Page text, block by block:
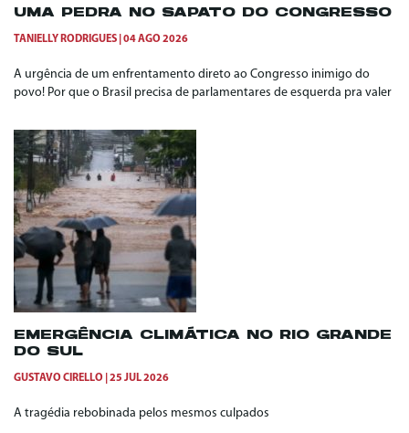
UMA PEDRA NO SAPATO DO CONGRESSO
TANIELLY RODRIGUES 04 AGO 2026
A urgência de um enfrentamento direto ao Congresso inimigo do
povo! Por que o Brasil precisa de parlamentares de esquerda pra valer
EMERGÊNCIA CLIMÁTICA NO RIO GRANDE
DO SUL
GUSTAVO CIRELLO 25 JUL 2026
A tragédia rebobinada pelos mesmos culpados